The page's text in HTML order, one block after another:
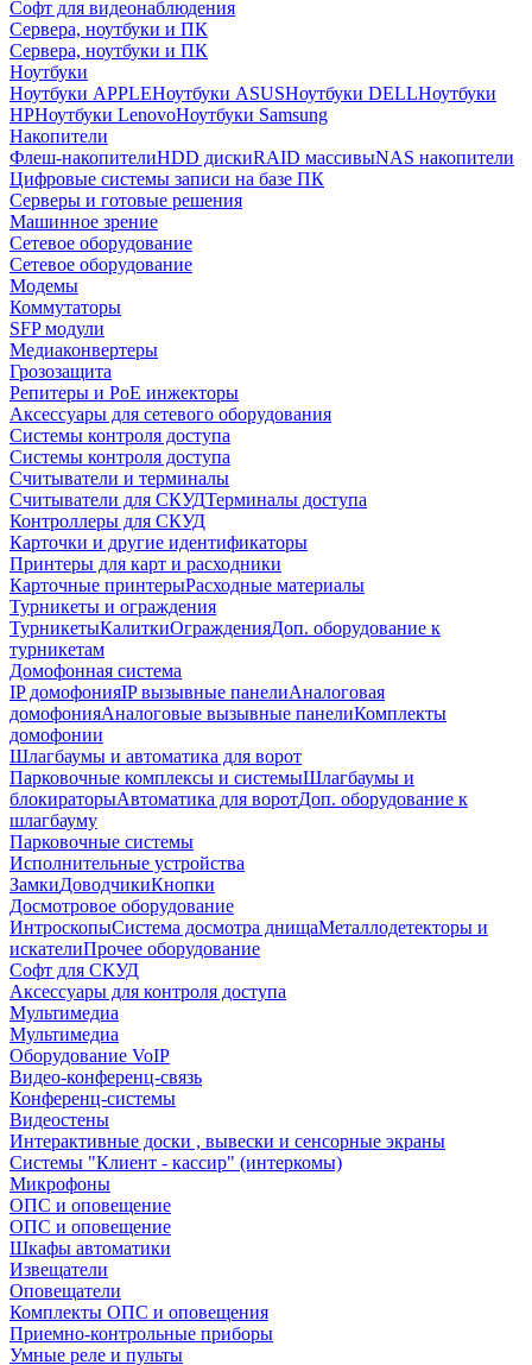
Софт для видеонаблюдения
Сервера, ноутбуки и ПК
Сервера, ноутбуки и ПК
Ноутбуки
Ноутбуки APPLEНоутбуки ASUSНоутбуки DELLНоутбуки
HPНоутбуки LenovoНоутбуки Samsung
Накопители
Флеш-накопителиHDD дискиRAID массивыNAS накопители
Цифровые системы записи на базе ПК
Серверы и готовые решения
Машинное зрение
Сетевое оборудование
Сетевое оборудование
Модемы
Коммутаторы
SFP модули
Медиаконвертеры
Грозозащита
Репитеры и PoE инжекторы
Аксессуары для сетевого оборудования
Системы контроля доступа
Системы контроля доступа
Считыватели и терминалы
Считыватели для СКУДТерминалы доступа
Контроллеры для СКУД
Карточки и другие идентификаторы
Принтеры для карт и расходники
Карточные принтерыРасходные материалы
Турникеты и ограждения
ТурникетыКалиткиОгражденияДоп. оборудование к
турникетам
Домофонная система
IP домофонияIP вызывные панелиАналоговая
домофонияАналоговые вызывные панелиКомплекты
домофонии
Шлагбаумы и автоматика для ворот
Парковочные комплексы и системыШлагбаумы и
блокираторыАвтоматика для воротДоп. оборудование к
шлагбауму
Парковочные системы
Исполнительные устройства
ЗамкиДоводчикиКнопки
Досмотровое оборудование
ИнтроскопыСистема досмотра днищаМеталлодетекторы и
искателиПрочее оборудование
Софт для СКУД
Аксессуары для контроля доступа
Мультимедиа
Мультимедиа
Оборудование VoIP
Видео-конференц-связь
Конференц-системы
Видеостены
Интерактивные доски , вывески и сенсорные экраны
Системы "Клиент - кассир" (интеркомы)
Микрофоны
ОПС и оповещение
ОПС и оповещение
Шкафы автоматики
Извещатели
Оповещатели
Комплекты ОПС и оповещения
Приемно-контрольные приборы
Умные реле и пульты